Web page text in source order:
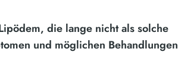
die lange nicht als solche
und möglichen Behandlungen